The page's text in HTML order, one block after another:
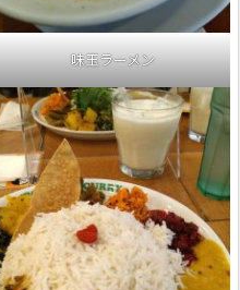
味玉ラーメン